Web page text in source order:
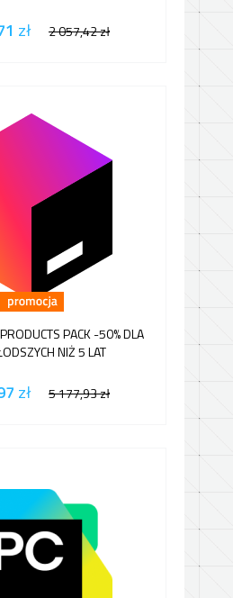
zł 2 057,42zł
PACK -50% DLA
NIŻ 5 LAT
zł 5 177,93zł